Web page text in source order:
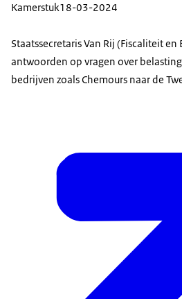
Kamerstuk18-03-2024
Staatssecretaris Van Rij (Fiscaliteit
antwoorden op vragen over
bedrijven zoals Chemours naar de